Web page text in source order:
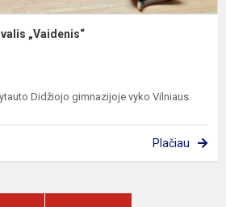
„Vaidenis“
Didžiojo gimnazijoje vyko Vilniaus
Plačiau